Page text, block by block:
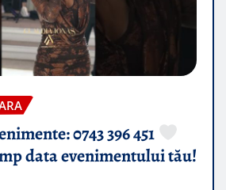
0743 396 451
data evenimentului tău!